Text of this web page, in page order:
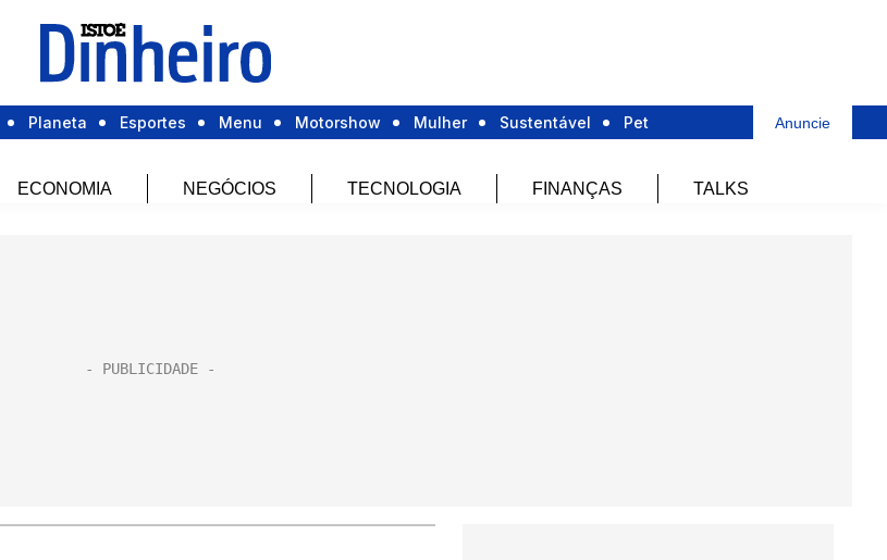
Planeta Esportes Menu Motorshow Mulher Sustentável Pet Anuncie
ECONOMIA NEGÓCIOS TECNOLOGIA FINANÇAS TALKS